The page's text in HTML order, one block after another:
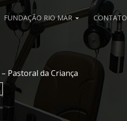
FUNDAÇÃO RIO MAR CONTATO
Pastoral da Criança